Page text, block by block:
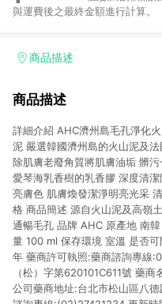
與運費後之最終金額進行計算。 ▐ 注意事項 (1) 部分服務及店家
Smart mobile、神腦生活、JS
台灣樂天市場，並在同一瀏覽器
市場 45 天內完成訂單出貨及結帳
使用APP、或中途瀏覽比價網
由網頁版(電腦版/手機版網頁)
無法進行 LINE POINTS 回饋。 (5) LINE 購物為購物資訊整合性
平台，商品資料更新會有時間差
位、贈品與台灣樂天市場銷售網
(6) 導購訂單已逾 365 天，根據
不符合回饋資格。 (7) 若上述或其他原因，致使消費者無接收到
點數回饋或點數回饋有爭議，
追訴之權利，活動詳情以樂天市
商品描述
商品描述
詳細介紹 AHC濟州島毛孔淨化
泥 嚴選韓國濟州島的火山泥及
除肌膚老廢角質將肌膚油垢 髒
愛琴海乳香樹的乳香膠 深度清
亮膚色 肌膚煥發潔淨明亮光采
格 商品簡述 源自火山泥及高嶺
通暢毛孔 品牌 AHC 原產地 南
量 100 ml 保存環境 室溫 是否
年 藥商許可執照:藥商諮詢專線
（松）字第620101C611號 藥
公司藥商地址:台北市松山區八